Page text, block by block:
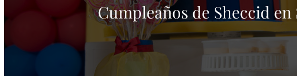
Cumpleaños de Sheccid